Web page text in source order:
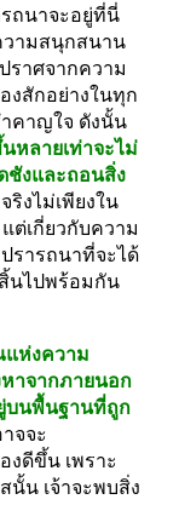
ถนาจะอยู่ที่นี่
ามสนุกสนาน
ราศจากความ
งสักอย่างในทุก
หลายเท่าจะไม่
ชังและถอนสิ่ง
ริงไม่เพียงใน
ต่เกี่ยวกับความ
รารถนาที่จะได้
นไปพร้อมกัน
ห่งความ
าจากภายนอก
บนพื้นฐานที่ถูก
จจะ
งดีขึ้น เพราะ
นั้น เจ้าจะพบสิ่ง